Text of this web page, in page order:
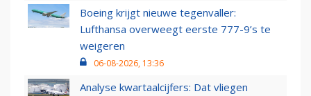
Boeing krijgt nieuwe tegenvaller:
Lufthansa overweegt eerste 777-9’s te
weigeren
06-08-2026, 13:36
Analyse kwartaalcijfers: Dat vliegen